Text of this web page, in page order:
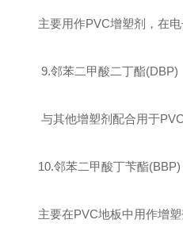
主要用作PVC增塑剂，在
‌ 9.邻苯二甲酸二丁酯(DBP)‌
与其他增塑剂配合用于
‌ 10.邻苯二甲酸丁苄酯(BBP)‌
主要在PVC地板中用作增